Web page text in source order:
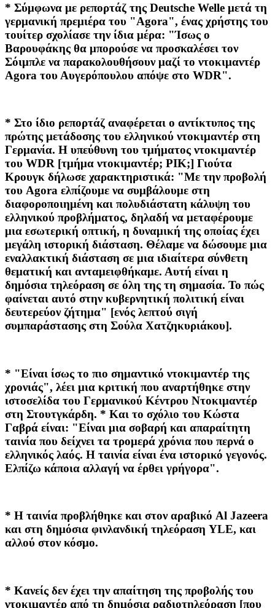
* Σύμφωνα με ρεπορτάζ της Deutsche Welle μετά τη
γερμανική πρεμιέρα του "Agora", ένας χρήστης του
τουίτερ σχολίασε την ίδια μέρα: "Ίσως ο
Βαρουφάκης θα μπορούσε να προσκαλέσει τον
Σόιμπλε να παρακολουθήσουν μαζί το ντοκιμαντέρ
Agora του Αυγερόπουλου απόψε στο WDR".
* Στο ίδιο ρεπορτάζ αναφέρεται ο αντίκτυπος της
πρώτης μετάδοσης του ελληνικού ντοκιμαντέρ στη
Γερμανία. Η υπεύθυνη του τμήματος ντοκιμαντέρ
του WDR [τμήμα ντοκιμαντέρ; ΡΙΚ;] Γιούτα
Κρουγκ δήλωσε χαρακτηριστικά: "Με την προβολή
του Agora ελπίζουμε να συμβάλουμε στη
διαφοροποιημένη και πολυδιάστατη κάλυψη του
ελληνικού προβλήματος, δηλαδή να μεταφέρουμε
μια εσωτερική οπτική, η δυναμική της οποίας έχει
μεγάλη ιστορική διάσταση. Θέλαμε να δώσουμε μια
εναλλακτική διάσταση σε μια ιδιαίτερα σύνθετη
θεματική και ανταμειφθήκαμε. Αυτή είναι η
δημόσια τηλεόραση σε όλη της τη σημασία. Το πώς
φαίνεται αυτό στην κυβερνητική πολιτική είναι
δευτερεύον ζήτημα" [ενός λεπτού σιγή
συμπαράστασης στη Σούλα Χατζηκυριάκου].
* "Είναι ίσως το πιο σημαντικό ντοκιμαντέρ της
χρονιάς", λέει μια κριτική που αναρτήθηκε στην
ιστοσελίδα του Γερμανικού Κέντρου Ντοκιμαντέρ
στη Στουτγκάρδη. * Και το σχόλιο του Κώστα
Γαβρά είναι: "Είναι μια σοβαρή και απαραίτητη
ταινία που δείχνει τα τρομερά χρόνια που περνά ο
ελληνικός λαός. Η ταινία είναι ένα ιστορικό γεγονός.
Ελπίζω κάποια αλλαγή να έρθει γρήγορα".
* Η ταινία προβλήθηκε και στον αραβικό Al Jazeera
και στη δημόσια φινλανδική τηλεόραση YLE, και
αλλού στον κόσμο.
* Κανείς δεν έχει την απαίτηση της προβολής του
ντοκιμαντέρ από τη δημόσια ραδιοτηλεόραση [που